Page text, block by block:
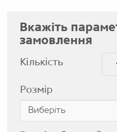
Вкажіть
замовлення
Кількість
Розмір